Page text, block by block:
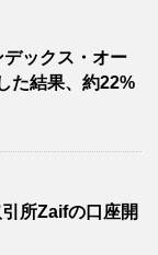
ックス・オー
た結果、約22%
所Zaifの口座開